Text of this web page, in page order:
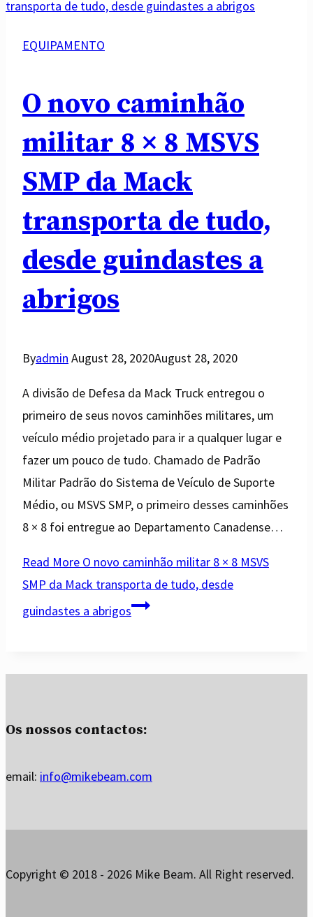
EQUIPAMENTO
O novo caminhão
militar 8 × 8 MSVS
SMP da Mack
transporta de tudo,
desde guindastes a
abrigos
Byadmin August 28, 2020August 28, 2020
A divisão de Defesa da Mack Truck entregou o
primeiro de seus novos caminhões militares, um
veículo médio projetado para ir a qualquer lugar e
fazer um pouco de tudo. Chamado de Padrão
Militar Padrão do Sistema de Veículo de Suporte
Médio, ou MSVS SMP, o primeiro desses caminhões
8 × 8 foi entregue ao Departamento Canadense…
Read More O novo caminhão militar 8 × 8 MSVS
SMP da Mack transporta de tudo, desde
guindastes a abrigos
Os nossos contactos:
email: info@mikebeam.com
Copyright © 2018 - 2026 Mike Beam. All Right reserved.